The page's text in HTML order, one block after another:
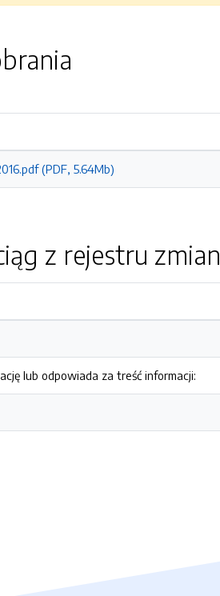
(PDF, 5.64Mb)
z rejestru zmian
lub odpowiada za treść informacji: